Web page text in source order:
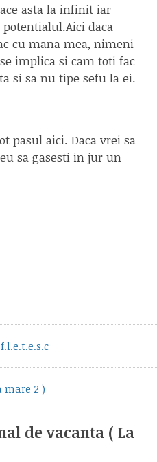
asta la infinit iar
daca
cu mana mea, nimeni
implica si cam toti fac
si sa nu tipe sefu la ei.
pasul aici. Daca vrei sa
sa gasesti in jur un
mare 2 )
de vacanta ( La